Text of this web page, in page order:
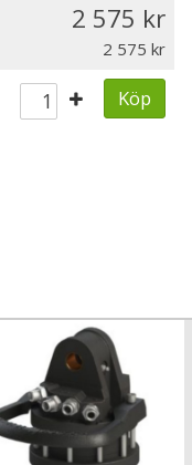
2 575
2 575
Köp